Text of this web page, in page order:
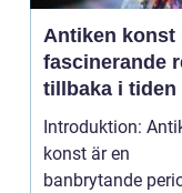
Antiken konst En
fascinerande
tillbaka i tiden
Introduktion:
konst är en
banbrytande